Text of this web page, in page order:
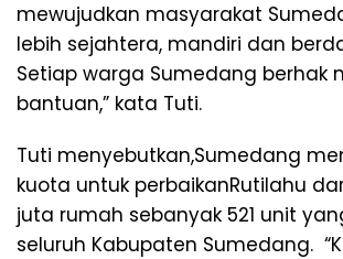
mewujudkan masyarakat
lebih sejahtera, mandiri dan
Setiap warga Sumedang berhak
bantuan,” kata Tuti.
Tuti menyebutkan,Sumedang
kuota untuk perbaikanRutilahu
juta rumah sebanyak 521 unit
seluruh Kabupaten Sumedang.